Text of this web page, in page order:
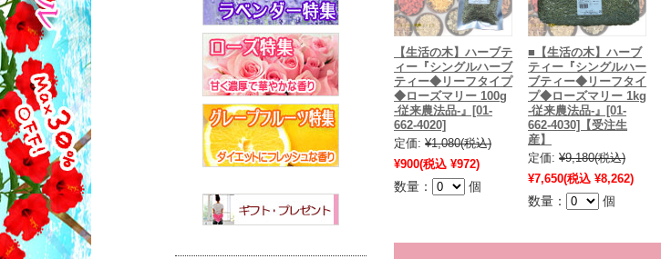
【生活の木】ハーブテ
ィー『シングルハーブ
ティー◆リーフタイプ
◆ローズマリー 100g
-従来農法品-』[01-
662-4020]
定価: ¥1,080(税込)
¥900(税込 ¥972)
数量： 個
■【生活の木】ハーブ
ティー『シングルハー
ブティー◆リーフタイ
プ◆ローズマリー 1kg
-従来農法品-』[01-
662-4030]【受注生
産】
定価: ¥9,180(税込)
¥7,650(税込 ¥8,262)
数量： 個